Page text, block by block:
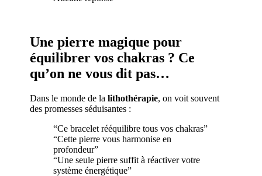
Une pierre magique pour
équilibrer vos chakras ? Ce
qu’on ne vous dit pas…
Dans le monde de lalithothérapie, on voit souvent
des promesses séduisantes :
“Ce bracelet rééquilibre tous vos chakras”
“Cette pierre vous harmonise en
profondeur”
“Une seule pierre suffit à réactiver votre
système énergétique”